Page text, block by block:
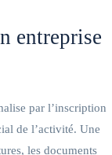
entreprise
par l’inscription
de l’activité. Une
les documents